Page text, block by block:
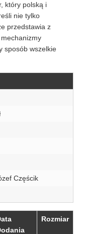
który polską i
nie tylko
przedstawia z
sposób wszelkie
Częścik
Rozmiar